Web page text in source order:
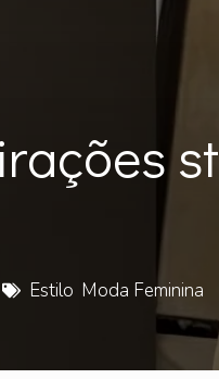
Estilo Moda Feminina